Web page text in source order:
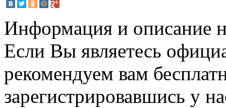
Информация и описание
Если Вы являетесь
рекомендуем вам
зарегистрировавшись у